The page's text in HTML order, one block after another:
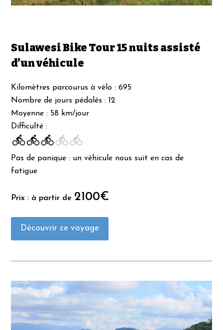
Sulawesi Bike Tour 15 nuits assisté
d’un véhicule
Kilomètres parcourus à vélo : 695
Nombre de jours pédalés : 12
Moyenne : 58 km/jour
Difficulté :
Pas de panique : un véhicule nous suit en cas de
fatigue
Prix : à partir de 2100€
Découvrir ce voyage